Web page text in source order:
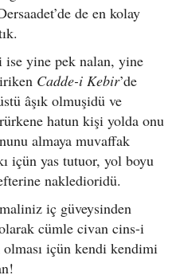
de en kolay
ise yine pek nalan, yine
Cadde-i Kebir’de
âşık olmuşidü ve
hatun kişi yolda onu
almaya muvaffak
içün yas tutuor, yol boyu
nakledioridü.
iç güveysinden
cümle civan cins-i
içün kendi kendimi